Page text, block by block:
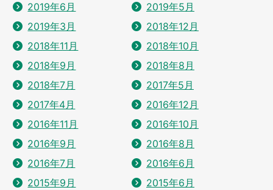
2019年6月
2019年5月
2019年3月
2018年12月
2018年11月
2018年10月
2018年9月
2018年8月
2018年7月
2017年5月
2017年4月
2016年12月
2016年11月
2016年10月
2016年9月
2016年8月
2016年7月
2016年6月
2015年9月
2015年6月